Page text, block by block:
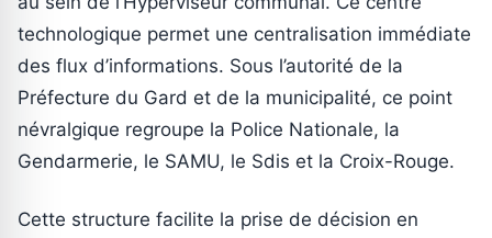
technologique permet une centralisation immédiate
des flux d’informations. Sous l’autorité de la
Préfecture du Gard et de la municipalité, ce point
névralgique regroupe la Police Nationale, la
Gendarmerie, le SAMU, le Sdis et la Croix-Rouge.
Cette structure facilite la prise de décision en